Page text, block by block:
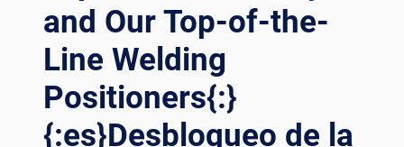
ƠN T
HẾ N
ỮA{:}{
:ID}PRECISION D
IUNGKAP: T
UR P
ABRIK M
NUESTRA
FÁBRICA:
PRESENCIANDO
PRECISIÓN
LOS
and Our Top-of-the-
Line Welding
Positioners{:}
{:es}Desbloqueo de la